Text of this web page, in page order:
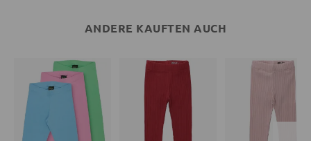
ANDERE KAUFTEN AUCH